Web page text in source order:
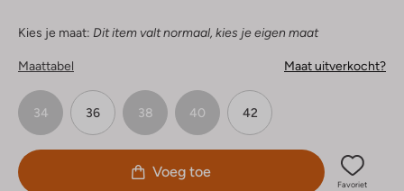
Kies je maat: Dit item valt normaal, kies je eigen maat
Maattabel Maat uitverkocht?
34 36 38 40 42
Voeg toe
Favoriet